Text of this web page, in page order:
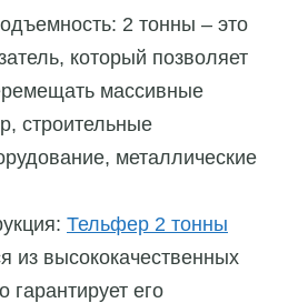
2 тонны – это
который позволяет
массивные
строительные
металлические
Тельфер 2 тонны
из высококачественных
гарантирует его